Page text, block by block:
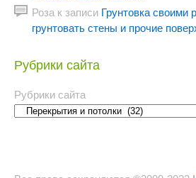
Роза к записи Грунтовка своими
грунтовать стены и прочие
Рубрики сайта
Рубрики сайта